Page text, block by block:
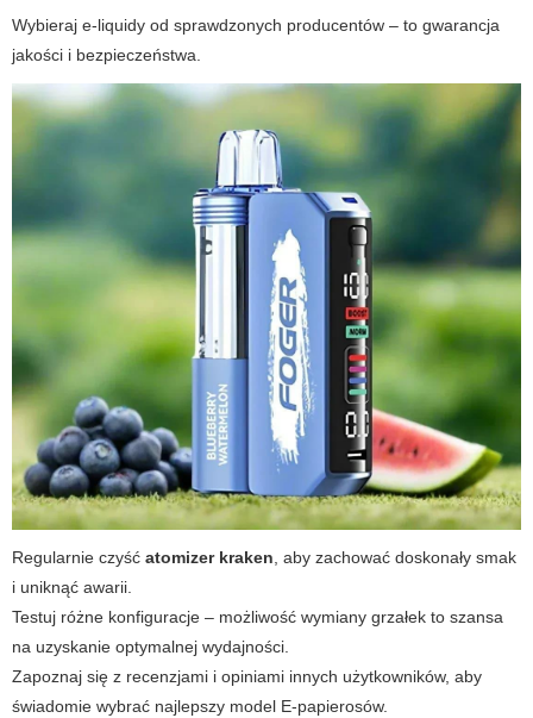
Wybieraj e-liquidy od sprawdzonych producentów – to gwarancja
jakości i bezpieczeństwa.
Regularnie czyść atomizer kraken, aby zachować doskonały smak
i uniknąć awarii.
Testuj różne konfiguracje – możliwość wymiany grzałek to szansa
na uzyskanie optymalnej wydajności.
Zapoznaj się z recenzjami i opiniami innych użytkowników, aby
świadomie wybrać najlepszy model E-papierosów.